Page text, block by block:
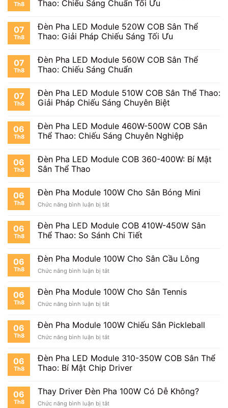
Th8
Thao: Chiếu Sáng Chuẩn Tối Ưu
07
Th8
Đèn Pha LED Module 520W COB Sân Thể
Thao: Giải Pháp Chiếu Sáng Tối Ưu
07
Th8
Đèn Pha LED Module 560W COB Sân Thể
Thao: Chiếu Sáng Chuẩn
07
Th8
Đèn Pha LED Module 510W COB Sân Thể Thao:
Giải Pháp Chiếu Sáng Chuyên Biệt
06
Th8
Đèn Pha LED Module 460W-500W COB Sân
Thể Thao: Chiếu Sáng Chuyên Nghiệp
06
Th8
Đèn Pha LED Module COB 360-400W: Bí Mật
Sân Thể Thao
06
Th8
Đèn Pha Module 100W Cho Sân Bóng Mini
Chức năng bình luận bị tắtở
Pha
Module
100W
Sân
Mini
06
Th8
Đèn Pha LED Module COB 410W-450W Sân
Thể Thao: So Sánh Chi Tiết
06
Th8
Đèn Pha Module 100W Cho Sân Cầu Lông
Chức năng bình luận bị tắtở
Pha
Module
100W
Sân
Lông
06
Th8
Đèn Pha Module 100W Cho Sân Tennis
Chức năng bình luận bị tắtở
Pha
Module
100W
Sân
Tennis
06
Th8
Đèn Pha Module 100W Chiếu Sân Pickleball
Chức năng bình luận bị tắtở
Pha
Module
100W
Sân
06
Th8
Đèn Pha LED Module 310-350W COB Sân Thể
Thao: Bí Mật Chip Driver
06
Th8
Thay Driver Đèn Pha 100W Có Dễ Không?
Chức năng bình luận bị tắtở